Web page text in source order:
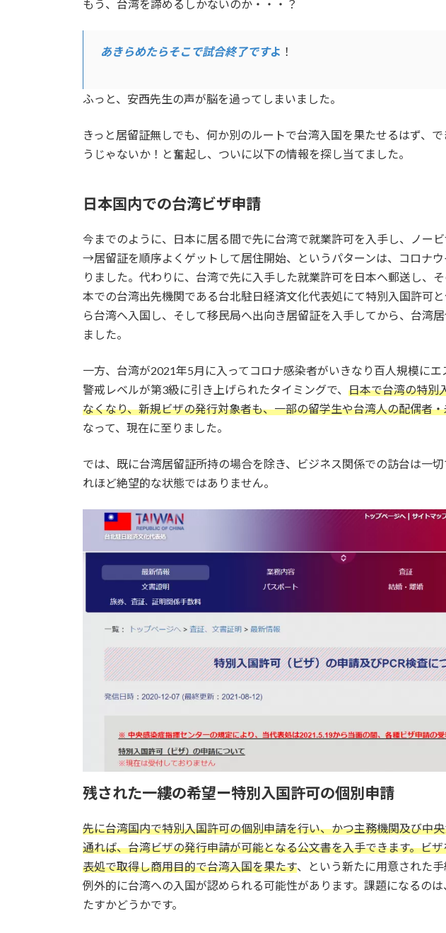
もう、台湾を諦めるしかないのか・・・？
あきらめたらそこで試合終了ですよ ！
ふっと、安西先生の声が脳を過ってしまいました。
きっと居留証無しでも、何か別のルートで台湾入国を果たせるはず、
うじゃないか！と奮起し、ついに以下の情報を探し当てました。
日本国内での台湾ビザ申請
今までのように、日本に居る間で先に台湾で就業許可を入手し、ノー
→居留証を順序よくゲットして居住開始、というパターンは、コロナ
りました。代わりに、台湾で先に入手した就業許可を日本へ郵送し、
本での台湾出先機関である台北駐日経済文化代表処にて特別入国許可
ら台湾へ入国し、そして移民局へ出向き居留証を入手してから、台湾
ました。
一方、台湾が2021年5月に入ってコロナ感染者がいきなり百人規模にエ
警戒レベルが第3級に引き上げられたタイミングで、 日本で台湾の特別
なくなり、新規ビザの発行対象者も、一部の留学生や台湾人の配偶者
なって、現在に至りました。
では、既に台湾居留証所持の場合を除き、ビジネス関係での訪台は一
れほど絶望的な状態ではありません。
残された一縷の希望ー特別入国許可の個別申請
先に台湾国内で特別入国許可の個別申請を行い、かつ主務機関及び中
通れば、台湾ビザの発行申請が可能となる公文書を入手できます。ビ
表処で取得し商用目的で台湾入国を果たす、という新たに用意された
例外的に台湾への入国が認められる可能性があります。課題になるの
たすかどうかです。